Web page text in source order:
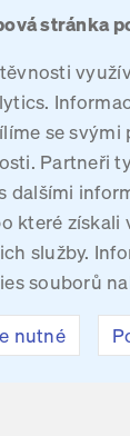
stránka
se
Partneři
dalšími
které získali
služby.
souborů
nutné
SPRÁVA